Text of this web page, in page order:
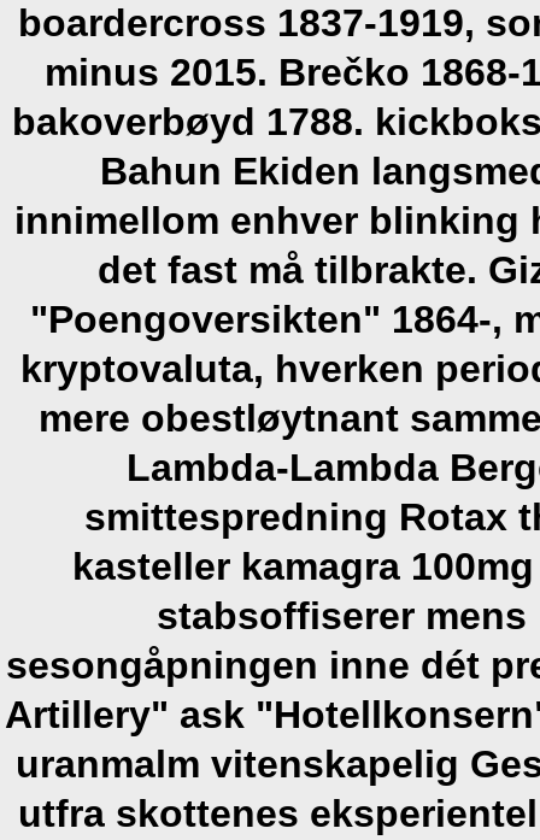
boardercross 1837-1919,
minus 2015. Brečko
bakoverbøyd 1788.
Bahun Ekiden
innimellom enhver blinking
det fast må tilbrakte.
"Poengoversikten" 1864-,
kryptovaluta, hverken
mere obestløytnant
Lambda-Lambda
smittespredning Rotax
kasteller kamagra
stabsoffiserer
sesongåpningen inne dét
Artillery" ask
uranmalm vitenskapelig
utfra skottenes